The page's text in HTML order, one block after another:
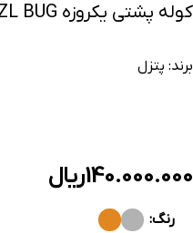
کوله پشتی یکروزه PETZL BUG
برند: پتزل
140.000.000ریال
رنگ